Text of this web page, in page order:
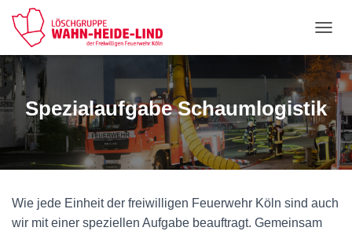
Spezialaufgabe Schaumlogistik
Wie jede Einheit der freiwilligen Feuerwehr Köln sind auch
wir mit einer speziellen Aufgabe beauftragt. Gemeinsam